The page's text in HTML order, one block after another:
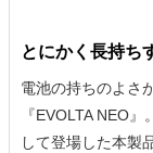
とにかく長持ち
電池の持ちのよさ
『EVOLTA NEO
して登場した本製